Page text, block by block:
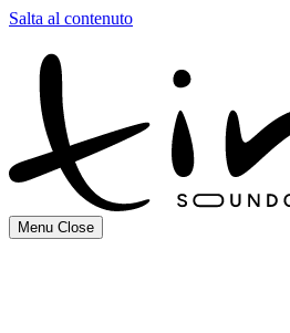
Salta al contenuto
Menu Close